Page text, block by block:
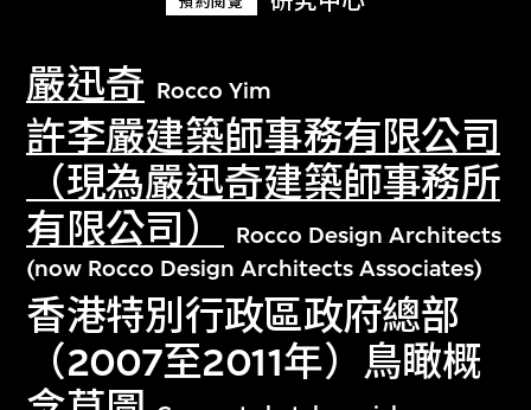
嚴迅奇 Rocco Yim
許李嚴建築師事務有限公司
（現為嚴迅奇建築師事務所
有限公司）
Rocco Design Architects
(now Rocco Design Architects Associates)
香港特別行政區政府總部
（2007至2011年）鳥瞰概